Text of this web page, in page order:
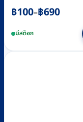
฿100–฿690
Price
฿100
through
มีสต็อก
This
product
has